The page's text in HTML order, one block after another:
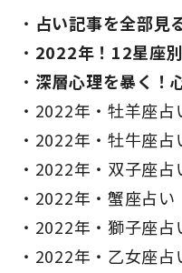
占い記事を全部見
2022年！12星座
深層心理を暴く！
2022年・牡羊座占
2022年・牡牛座占
2022年・双子座占
2022年・蟹座占い
2022年・獅子座占
2022年・乙女座占